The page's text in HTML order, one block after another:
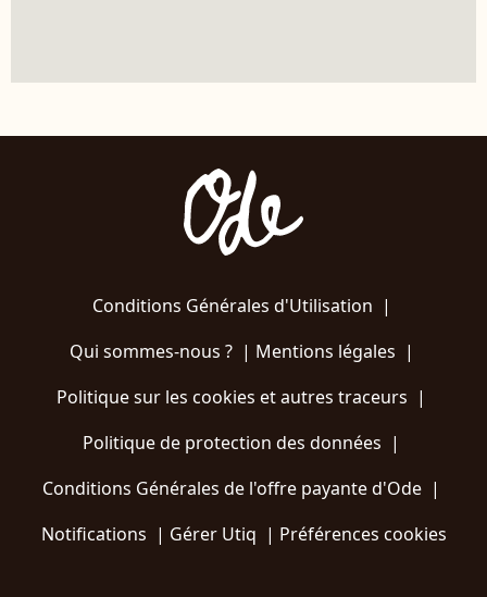
Conditions Générales d'Utilisation |
Qui sommes-nous ?| Mentions légales |
Politique sur les cookies et autres traceurs |
Politique de protection des données |
Conditions Générales de l'offre payante d'Ode |
Notifications | Gérer Utiq | Préférences cookies